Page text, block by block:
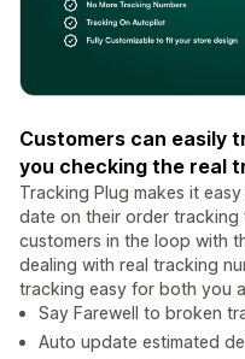
Customers can easily
you checking the real
Tracking Plug makes it
date on their order tracking
customers in the loop with
dealing with real tracking
tracking easy for both you
Say Farewell to broken
Auto update estimated